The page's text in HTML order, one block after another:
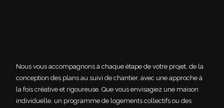
Nous vous accompagnons à chaque étape de votre projet, de la
conception des plans au suivi de chantier, avec une approche à
la fois créative et rigoureuse. Que vous envisagiez une maison
individuelle, un programme de logements collectifs ou des